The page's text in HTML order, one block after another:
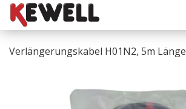
Verlängerungskabel H01N2, 5m Länge